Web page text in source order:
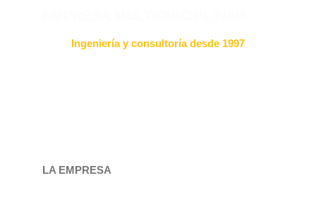
Ingeniería y consultoría desde 1997
LA EMPRESA